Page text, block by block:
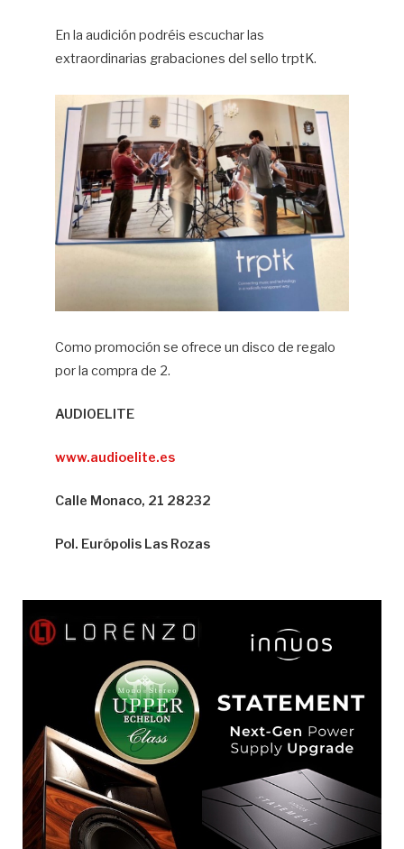
En la audición podréis escuchar las
extraordinarias grabaciones del sello trptK.
Como promoción se ofrece un disco de regalo
por la compra de 2.
AUDIOELITE
www.audioelite.es
Calle Monaco, 21 28232
Pol. Európolis Las Rozas